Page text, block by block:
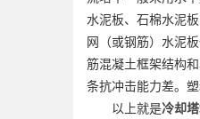
水泥板、石棉水泥
网（或钢筋）水泥
筋混凝土框架结构
条抗冲击能力差。
以上就是冷却